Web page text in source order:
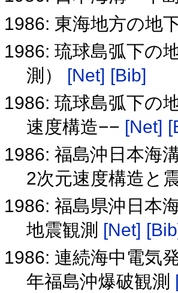
1986: 東海地方の地
1986: 琉球島弧下の
測） [Net] [Bib]
1986: 琉球島弧下の
速度構造−− [Net]
1986: 福島沖日本海
2次元速度構造と
1986: 福島県沖日本
地震観測 [Net]
1986: 連続海中電気
年福島沖爆破観測